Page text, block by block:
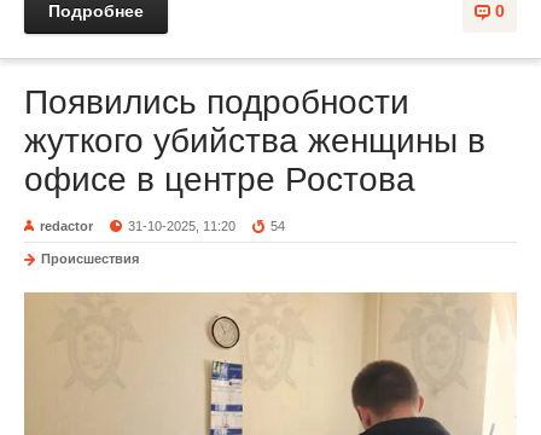
0
Подробнее
Появились подробности
жуткого убийства женщины в
офисе в центре Ростова
redactor 31-10-2025, 11:20 54
Происшествия